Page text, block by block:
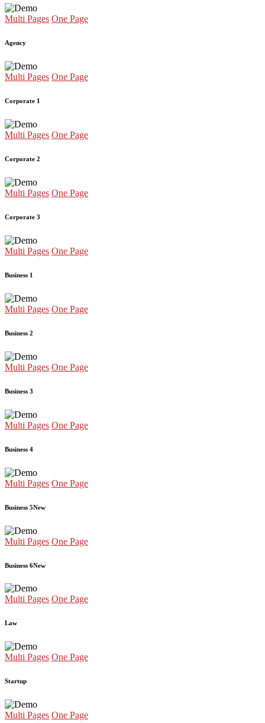
Multi Pages One Page
Agency
Multi Pages One Page
Corporate 1
Multi Pages One Page
Corporate 2
Multi Pages One Page
Corporate 3
Multi Pages One Page
Business 1
Multi Pages One Page
Business 2
Multi Pages One Page
Business 3
Multi Pages One Page
Business 4
Multi Pages One Page
Business 5New
Multi Pages One Page
Business 6New
Multi Pages One Page
Law
Multi Pages One Page
Startup
Multi Pages One Page